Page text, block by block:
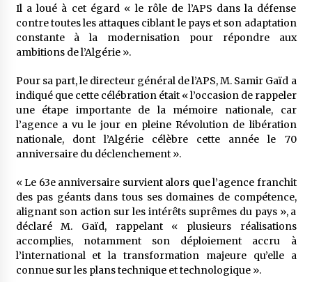
Il a loué à cet égard « le rôle de l’APS dans la défense
contre toutes les attaques ciblant le pays et son adaptation
constante à la modernisation pour répondre aux
ambitions de l’Algérie ».
Pour sa part, le directeur général de l’APS, M. Samir Gaïd a
indiqué que cette célébration était « l’occasion de rappeler
une étape importante de la mémoire nationale, car
l’agence a vu le jour en pleine Révolution de libération
nationale, dont l’Algérie célèbre cette année le 70
anniversaire du déclenchement ».
« Le 63e anniversaire survient alors que l’agence franchit
des pas géants dans tous ses domaines de compétence,
alignant son action sur les intérêts suprêmes du pays », a
déclaré M. Gaïd, rappelant « plusieurs réalisations
accomplies, notamment son déploiement accru à
l’international et la transformation majeure qu’elle a
connue sur les plans technique et technologique ».